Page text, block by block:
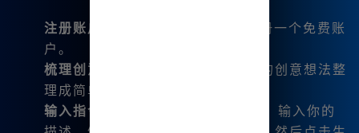
注册账户
，注册一个免费账
户。
梳理创意
：在你动手之前，先将你的创意想法整
理成简单的文本描述。
输入指令
：在Midjourney的界面中，输入你的